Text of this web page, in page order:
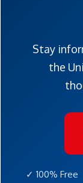
Stay
the
✓ 100%